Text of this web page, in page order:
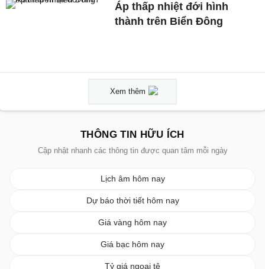
Áp thấp nhiệt đới hình
thành trên Biển Đông
Xem thêm
THÔNG TIN HỮU ÍCH
Cập nhật nhanh các thông tin được quan tâm mỗi ngày
Lịch âm hôm nay
Dự báo thời tiết hôm nay
Giá vàng hôm nay
Giá bạc hôm nay
Tỷ giá ngoại tệ